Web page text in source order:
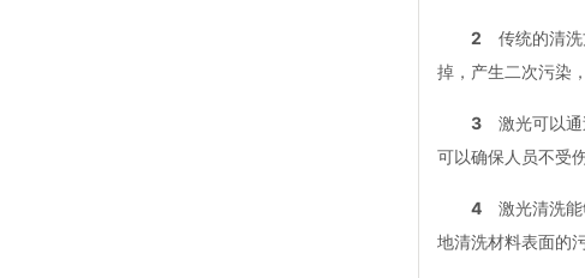
2 传统的清
掉，产生二次污染
3 激光可以通
可以确保人员不受
4 激光清洗
地清洗材料表面的